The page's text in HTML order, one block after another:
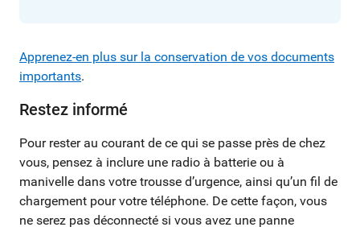
Apprenez-en plus sur la conservation de vos documents
importants.
Restez informé
Pour rester au courant de ce qui se passe près de chez
vous, pensez à inclure une radio à batterie ou à
manivelle dans votre trousse d’urgence, ainsi qu’un fil de
chargement pour votre téléphone. De cette façon, vous
ne serez pas déconnecté si vous avez une panne